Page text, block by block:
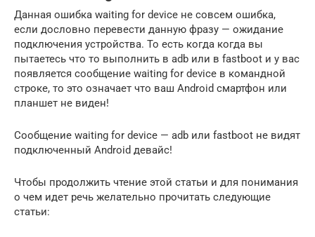
Данная ошибка waiting for device не совсем ошибка,
если дословно перевести данную фразу — ожидание
подключения устройства. То есть когда когда вы
пытаетесь что то выполнить в adb или в fastboot и у вас
появляется сообщение waiting for device в командной
строке, то это означает что ваш Android смартфон или
планшет не виден!
Сообщение waiting for device — adb или fastboot не видят
подключенный Android девайс!
Чтобы продолжить чтение этой статьи и для понимания
о чем идет речь желательно прочитать следующие
статьи: